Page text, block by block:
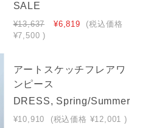
SALE
¥13,637 ¥6,819
(税込価格
¥7,500 )
NEW
SOLD OUT
アートスケッチフレアワ
ンピース
DRESS, Spring/Summer
¥10,910 (税込価格 ¥12,001 )